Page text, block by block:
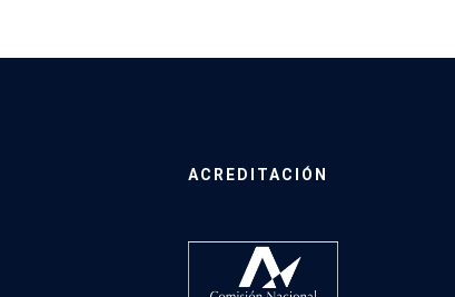
ACREDITACIÓN